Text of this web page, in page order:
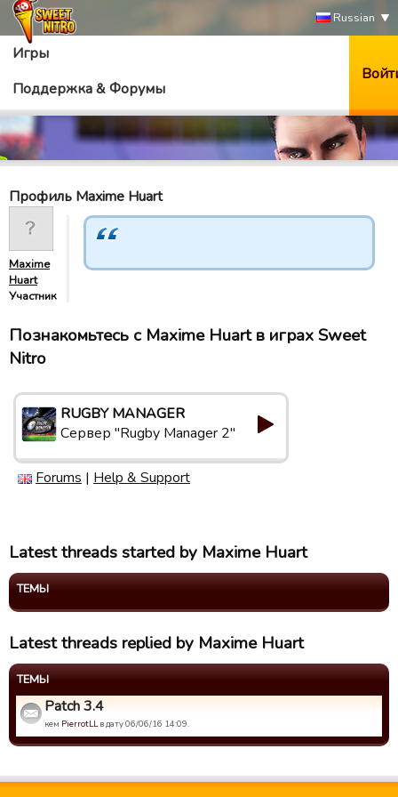
Russian
Игры
Поддержка & Форумы
Профиль Maxime Huart
Maxime
Huart
Участник
Познакомьтесь с Maxime Huart в играх Sweet
Nitro
RUGBY MANAGER
Сервер "Rugby Manager 2"
Forums | Help & Support
Latest threads started by Maxime Huart
ТЕМЫ
Latest threads replied by Maxime Huart
ТЕМЫ
Patch 3.4
кем PierrotLLв дату 06/06/16 14:09.